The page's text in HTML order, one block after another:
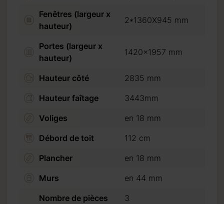
Fenêtres (largeur x
hauteur)
2*1360X945 mm
Portes (largeur x
hauteur)
1420x1957 mm
Hauteur côté
2835 mm
Hauteur faîtage
3443mm
Voliges
en 18 mm
Débord de toit
112 cm
Plancher
en 18 mm
Murs
en 44 mm
Nombre de pièces
3
20 %. (30 % pour un
ou virement
nous n’acceptons
sur “Procéder au